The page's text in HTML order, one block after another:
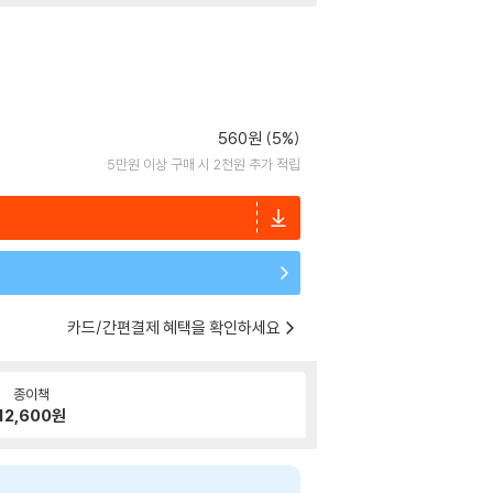
560원 (5%)
5만원 이상 구매 시 2천원 추가 적립
카드/간편결제 혜택을 확인하세요
종이책
원